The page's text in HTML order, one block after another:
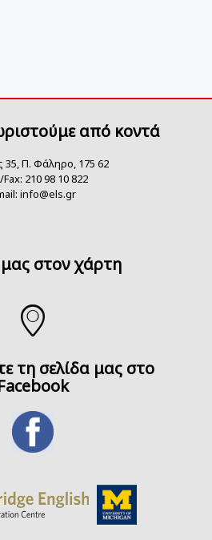
από κοντά
35, Π. Φάληρο, 175 62
210 98 10 822
info@els.gr
στον χάρτη
τη σελίδα μας στο